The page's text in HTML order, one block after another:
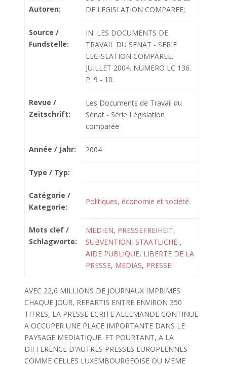
Autoren:
DE LEGISLATION COMPAREE;
Source /
Fundstelle:
IN: LES DOCUMENTS DE
TRAVAIL DU SENAT - SERIE
LEGISLATION COMPAREE.
JUILLET 2004. NUMERO LC 136.
P. 9 - 10.
Revue /
Zeitschrift:
Les Documents de Travail du
Sénat - Série Législation
comparée
Année / Jahr: 2004
Type / Typ:
Catégorie /
Kategorie:
Politiques, économie et société
Mots clef /
Schlagworte:
MEDIEN, PRESSEFREIHEIT,
SUBVENTION, STAATLICHE-,
AIDE PUBLIQUE, LIBERTE DE LA
PRESSE, MEDIAS, PRESSE
AVEC 22,6 MILLIONS DE JOURNAUX IMPRIMES
CHAQUE JOUR, REPARTIS ENTRE ENVIRON 350
TITRES, LA PRESSE ECRITE ALLEMANDE CONTINUE
A OCCUPER UNE PLACE IMPORTANTE DANS LE
PAYSAGE MEDIATIQUE. ET POURTANT, A LA
DIFFERENCE D'AUTRES PRESSES EUROPEENNES
COMME CELLES LUXEMBOURGEOISE OU MEME